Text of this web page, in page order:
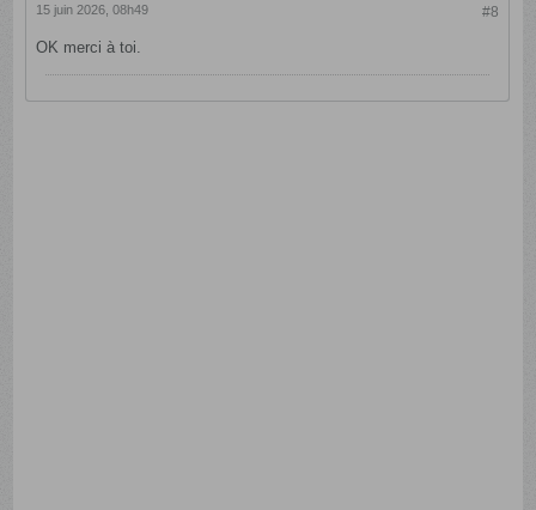
#8
15 juin 2026, 08h49
OK merci à toi.